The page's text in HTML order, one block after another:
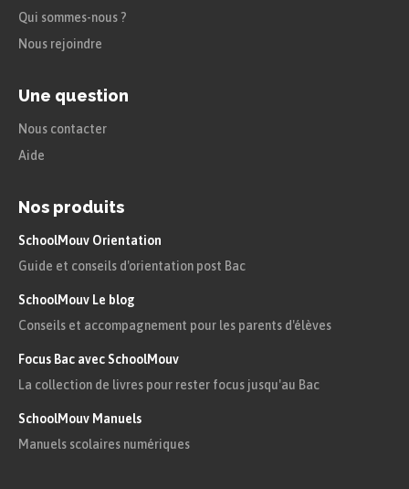
Qui sommes-nous ?
Nous rejoindre
Une question
Nous contacter
Aide
Nos produits
SchoolMouv Orientation
Guide et conseils d'orientation post Bac
SchoolMouv Le blog
Conseils et accompagnement pour les parents d'élèves
Focus Bac avec SchoolMouv
La collection de livres pour rester focus jusqu'au Bac
SchoolMouv Manuels
Manuels scolaires numériques